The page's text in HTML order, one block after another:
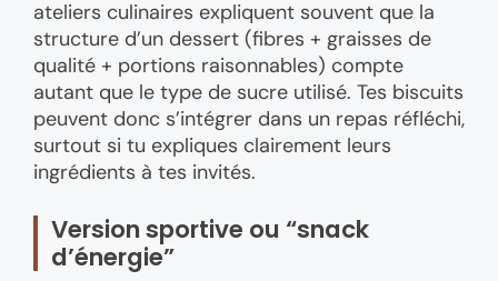
ateliers culinaires expliquent souvent que la
structure d’un dessert (fibres + graisses de
qualité + portions raisonnables) compte
autant que le type de sucre utilisé. Tes biscuits
peuvent donc s’intégrer dans un repas réfléchi,
surtout si tu expliques clairement leurs
ingrédients à tes invités.
Version sportive ou “snack
d’énergie”